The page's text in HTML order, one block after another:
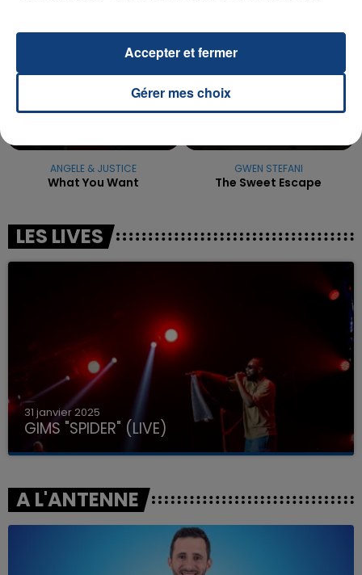
ANGELE & JUSTICE
What You Want
GWEN STEFANI
The Sweet Escape
LES LIVES
31 janvier 2025
GIMS "SPIDER" (LIVE)
A L'ANTENNE
Gérer mes choix
Accepter et fermer